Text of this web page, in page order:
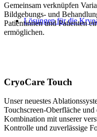
Lösungen für die
Gemeinsam verknüpfen
Bildgebungs- und
Patientinnen und Patienten
ermöglichen.
CryoCare Touch
Unser neuestes
Touchscreen-Oberfläche
Kombination mit unserer
Kontrolle und zuverlässige